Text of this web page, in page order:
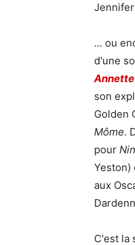
Jennifer
... ou
d'une
Annette
son
Golden
Môme.
pour
Yeston)
aux
C'est la